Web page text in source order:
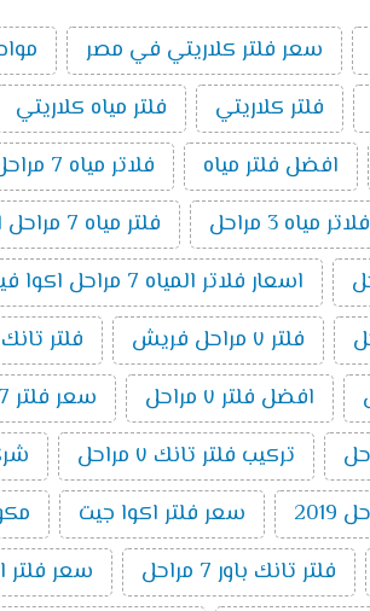
سعر فلتر كلاريتي في مصر
فلتر كلاريتي فلتر مياه كلاريتي
افضل فلتر مياه فلاتر مياه 7 مراحل
فلاتر مياه 3 مراحل فلتر مياه 7 مراحل امريكى
اسعار فلاتر المياه 7 مراحل اكوا فيت
فلتر ٧ مراحل فريش فلتر تانك 7 مراحل بخزان
افضل فلتر ٧ مراحل سعر فلتر 7 مراحل امريكى
تركيب فلتر تانك ٧ مراحل
سعر فلتر اكوا جيت
فلتر تانك باور 7 مراحل سعر فلتر